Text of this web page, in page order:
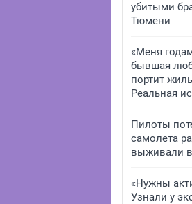
убитыми
Тюмени
«Меня
бывшая
портит
Реальная
Пилоты
самолета
выживали в
«Нужны
Узнали у